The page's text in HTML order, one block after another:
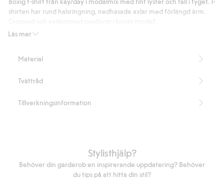
betyg
Läs mer
shirten har rund halsringning, nedhasade axlar med förlängd ärm.
Avslappnad och croppad passform
Rund halsringning
Denna produkt innehåller 50 % TENCEL™ Modal-fibrer
TENCEL™ Modal Blend
Material
Tvättråd
Tillverkningsinformation
Stylisthjälp?
Behöver din garderob en inspirerande uppdatering? Behöver
du tips på att hitta din stil?